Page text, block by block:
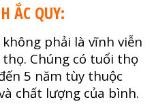
ẮC QUY:
phải là vĩnh viễn
Chúng có tuổi thọ
5 năm tùy thuộc
chất lượng của bình.